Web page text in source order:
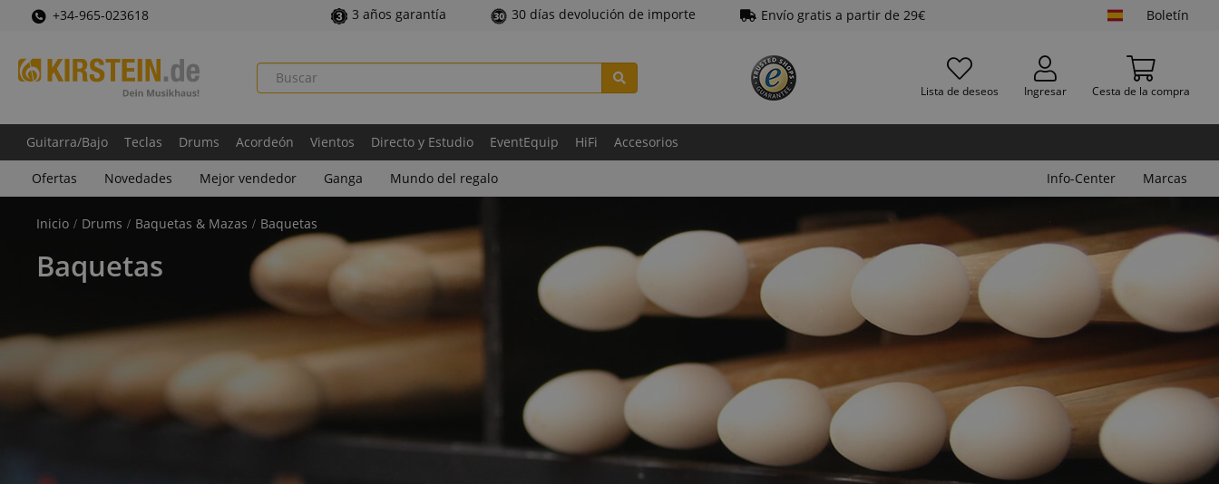
+34-965-023618 3 años garantía 30 días devolución de importe Envío gratis a partir de 29€ Boletín
Lista de deseos Ingresar Cesta de la compra
Guitarra/Bajo Teclas Drums Acordeón Vientos Directo y Estudio EventEquip HiFi Accesorios
Ofertas Novedades Mejor vendedor Ganga Mundo del regalo Info-Center Marcas
Inicio Drums Baquetas & Mazas Baquetas
Baquetas